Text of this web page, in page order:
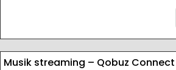
Musik streaming – Qobuz Connect